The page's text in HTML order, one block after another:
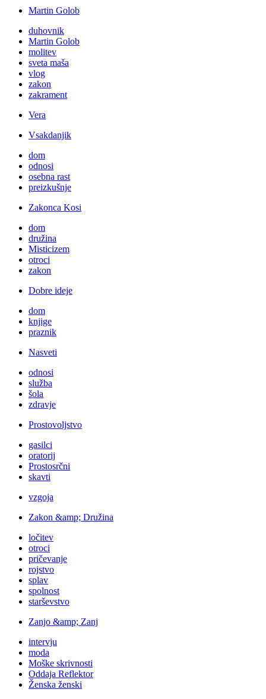
Martin Golob
duhovnik
Martin Golob
molitev
sveta maša
vlog
zakon
zakrament
Vera
Vsakdanjik
dom
odnosi
osebna rast
preizkušnje
Zakonca Kosi
dom
družina
Misticizem
otroci
zakon
Dobre ideje
dom
knjige
praznik
Nasveti
odnosi
služba
šola
zdravje
Prostovoljstvo
gasilci
oratorij
Prostosrčni
skavti
vzgoja
Zakon &amp; Družina
ločitev
otroci
pričevanje
rojstvo
splav
spolnost
starševstvo
Zanjo &amp; Zanj
intervju
moda
Moške skrivnosti
Oddaja Reflektor
Ženska ženski